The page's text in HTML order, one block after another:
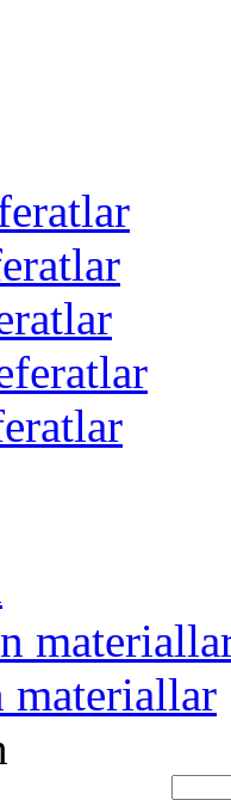
materiallar